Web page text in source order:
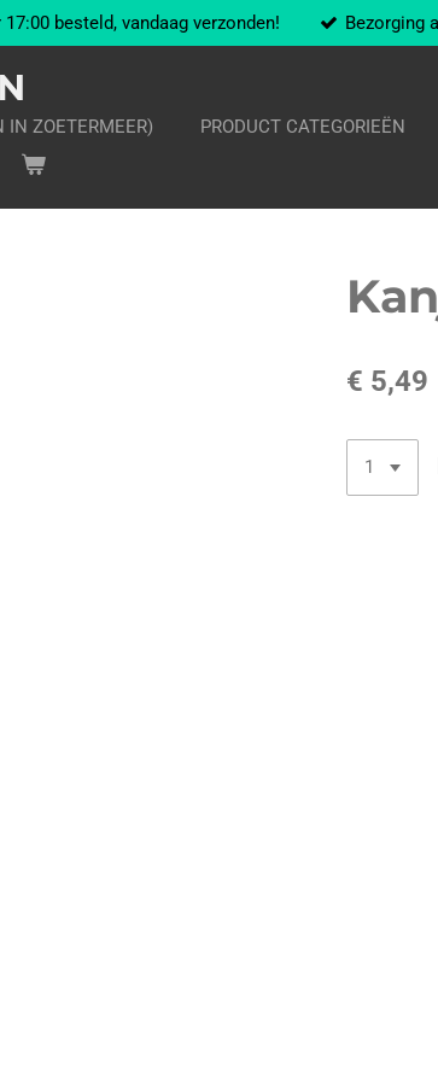
besteld, vandaag verzonden! Bezorging
IN ZOETERMEER) PRODUCT CATEGORIEËN
€ 5,49